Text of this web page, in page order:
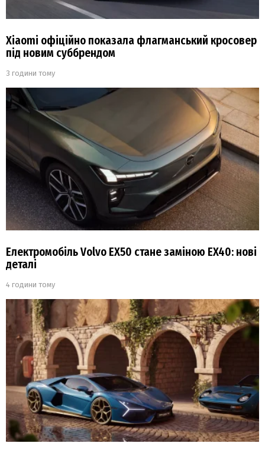
Xiaomi офіційно показала флагманський кросовер
під новим суббрендом
3 години тому
Електромобіль Volvo EX50 стане заміною EX40: нові
деталі
4 години тому